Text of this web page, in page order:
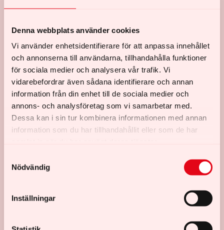
Denna webbplats använder cookies
Vi använder enhetsidentifierare för att anpassa innehållet
och annonserna till användarna, tillhandahålla funktioner
för sociala medier och analysera vår trafik. Vi
vidarebefordrar även sådana identifierare och annan
information från din enhet till de sociala medier och
annons- och analysföretag som vi samarbetar med.
Dessa kan i sin tur kombinera informationen med annan
information som du har tillhandahållit eller som de har
Nödvändig
Inställningar
drömmar, våra relationer och vår vilja att göra världen
till en bättre plats. Den ses av 375 000 personer och
blir den tredje mest sedda svenska filmen på bio det
året.